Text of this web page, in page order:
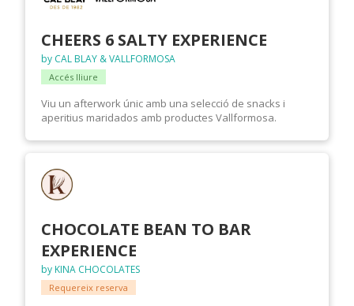
CHEERS 6 SALTY EXPERIENCE
by CAL BLAY & VALLFORMOSA
Accés lliure
Viu un afterwork únic amb una selecció de snacks i
aperitius maridados amb productes Vallformosa.
CHOCOLATE BEAN TO BAR
EXPERIENCE
by KINA CHOCOLATES
Requereix reserva